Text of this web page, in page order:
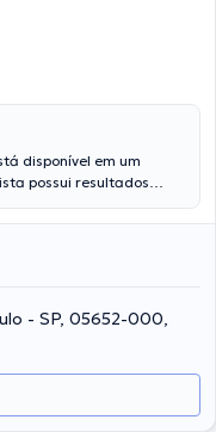
disponível em um
possui resultados
em questão conta
de diversas
em diversas
formação contínua no
numerosos artigos.
Inglês Espanhol.
- SP, 05652-000,